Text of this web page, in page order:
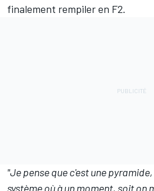
finalement rempiler en F2.
"Je pense que c'est une
système où à un moment, soit on